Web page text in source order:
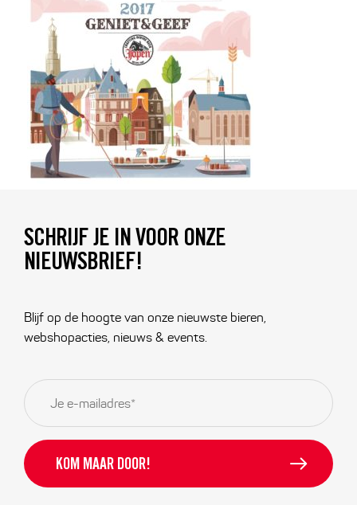
SCHRIJF JE IN VOOR ONZE
NIEUWSBRIEF!
Blijf op de hoogte van onze nieuwste bieren,
webshopacties, nieuws & events.
E-
mailadres *